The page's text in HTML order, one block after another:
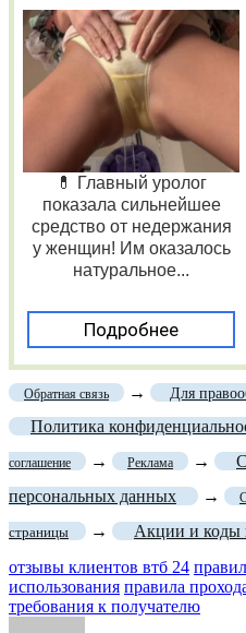
💊 Главный уролог
показала сильнейшее
средство от недержания
у женщин! Им оказалось
натуральное...
Подробнее
Обратная связь → Для
Политика
соглашение → Реклама →
персональных данных
→
страницы →
Акции и коды
отзывы клиентов втб 24
использования правила
требования к получателю